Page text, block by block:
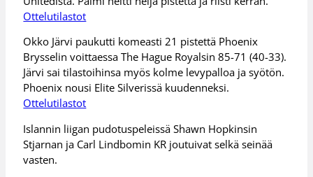
Ottelutilastot
Okko Järvi paukutti komeasti 21 pistettä Phoenix
Brysselin voittaessa The Hague Royalsin 85-71 (40-33).
Järvi sai tilastoihinsa myös kolme levypalloa ja syötön.
Phoenix nousi Elite Silverissä kuudenneksi.
Ottelutilastot
Islannin liigan pudotuspeleissä Shawn Hopkinsin
Stjarnan ja Carl Lindbomin KR joutuivat selkä seinää
vasten.